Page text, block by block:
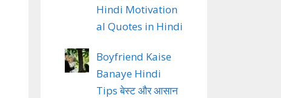
Hindi Motivation
al Quotes in Hindi
Boyfriend Kaise
Banaye Hindi
Tips बेस्ट और आसान